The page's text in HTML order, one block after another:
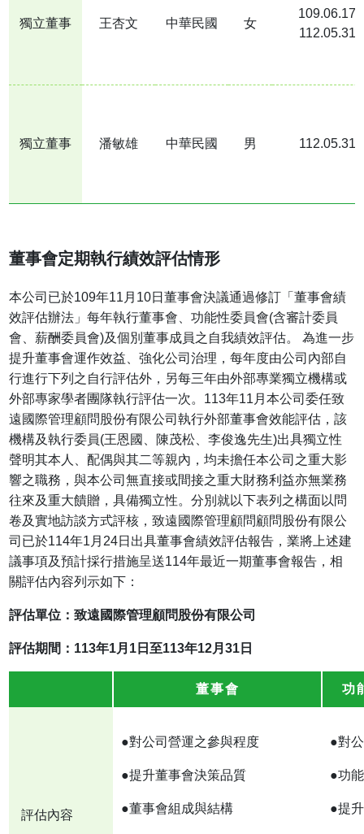
獨立董事 王杏文 中華民國 女
109.06.17
112.05.31
獨立董事 潘敏雄 中華民國 男 112.05.31
董事會定期執行績效評估情形
本公司已於109年11月10日董事會決議通過修訂「董事會績
效評估辦法」每年執行董事會、功能性委員會(含審計委員
會、薪酬委員會)及個別董事成員之自我績效評估。 為進一步
提升董事會運作效益、強化公司治理，每年度由公司內部自
行進行下列之自行評估外，另每三年由外部專業獨立機構或
外部專家學者團隊執行評估一次。113年11月本公司委任致
遠國際管理顧問股份有限公司執行外部董事會效能評估，該
機構及執行委員(王恩國、陳茂松、李俊逸先生)出具獨立性
聲明其本人、配偶與其二等親內，均未擔任本公司之重大影
響之職務，與本公司無直接或間接之重大財務利益亦無業務
往來及重大饋贈，具備獨立性。分別就以下表列之構面以問
卷及實地訪談方式評核，致遠國際管理顧問顧問股份有限公
司已於114年1月24日出具董事會績效評估報告，業將上述建
議事項及預計採行措施呈送114年最近一期董事會報告，相
關評估內容列示如下：
評估單位：致遠國際管理顧問股份有限公司
評估期間：113年1月1日至113年12月31日
董事會 功
評估內容
●對公司營運之參與程度
●提升董事會決策品質
●董事會組成與結構
●對
●功
●提